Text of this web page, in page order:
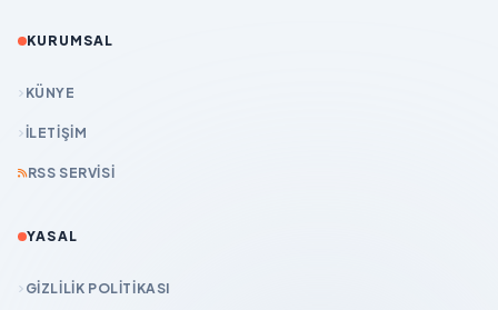
KURUMSAL
KÜNYE
İLETIŞIM
RSS SERVISI
YASAL
GIZLILIK POLITIKASI